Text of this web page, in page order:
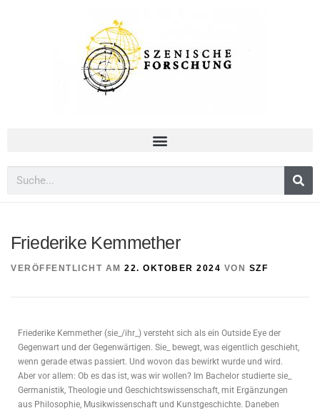
Friederike Kemmether
VERÖFFENTLICHT AM 22. OKTOBER 2024 VON SZF
Friederike Kemmether (sie_/ihr_) versteht sich als ein Outside Eye der
Gegenwart und der Gegenwärtigen. Sie_ bewegt, was eigentlich geschieht,
wenn gerade etwas passiert. Und wovon das bewirkt wurde und wird.
Aber vor allem: Ob es das ist, was wir wollen? Im Bachelor studierte sie_
Germanistik, Theologie und Geschichtswissenschaft, mit Ergänzungen
aus Philosophie, Musikwissenschaft und Kunstgeschichte. Daneben